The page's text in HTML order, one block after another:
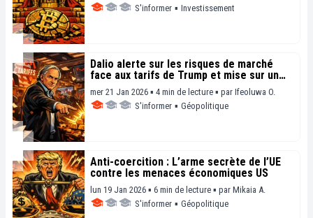
S'informer ▪ Investissement
Dalio alerte sur les risques de marché
face aux tarifs de Trump et mise sur un
rallye de l’or
mer 21 Jan 2026 ▪ 4 min de lecture ▪ par Ifeoluwa O.
S'informer ▪ Géopolitique
Anti-coercition : L’arme secrète de l’UE
contre les menaces économiques US
lun 19 Jan 2026 ▪ 6 min de lecture ▪ par Mikaia A.
S'informer ▪ Géopolitique